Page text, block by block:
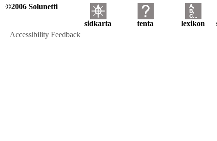
©2006 Solunetti
sidkarta tenta lexikon
Accessibility Feedback